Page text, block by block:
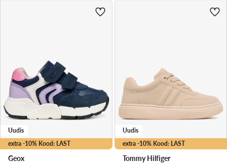
extra -10% Kood: LAST
Uudis
Geox
extra -10% Kood: LAST
Uudis
Tommy Hilfiger